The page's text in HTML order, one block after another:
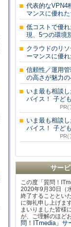
代表的なVPN4
マンスに優れ
低コストで優
現、5つの環境
クラウドのリ
ーマンスに優
信頼性／運用
の高さが魅力
いま最も相談
バイス！ 子ど
PR(
いま最も相談
バイス！ 子ど
PR(
サー
この度「質問！
2020年9月30日（
終了することとい
に御礼申し上げま
まいりました皆様
が、ご理解のほど
問！ITmedia」サ